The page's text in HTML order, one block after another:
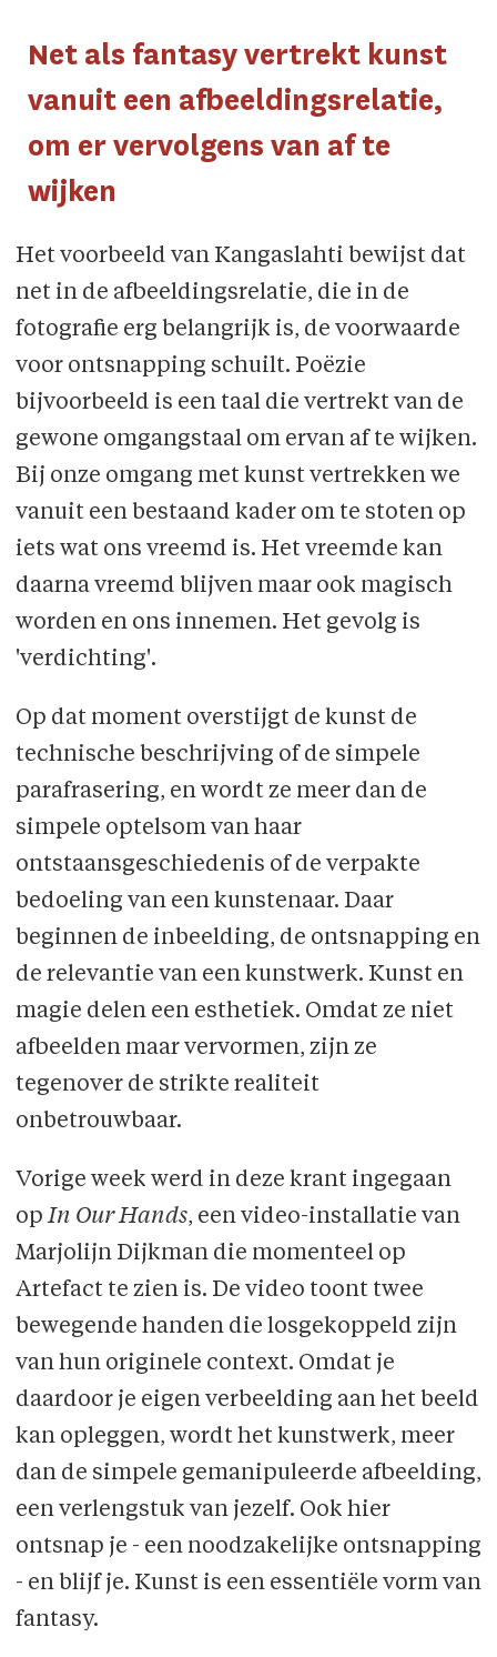
Net als fantasy vertrekt kunst
vanuit een afbeeldingsrelatie,
om er vervolgens van af te
wijken
Het voorbeeld van Kangaslahti bewijst dat
net in de afbeeldingsrelatie, die in de
fotografie erg belangrijk is, de voorwaarde
voor ontsnapping schuilt. Poëzie
bijvoorbeeld is een taal die vertrekt van de
gewone omgangstaal om ervan af te wijken.
Bij onze omgang met kunst vertrekken we
vanuit een bestaand kader om te stoten op
iets wat ons vreemd is. Het vreemde kan
daarna vreemd blijven maar ook magisch
worden en ons innemen. Het gevolg is
'verdichting'.
Op dat moment overstijgt de kunst de
technische beschrijving of de simpele
parafrasering, en wordt ze meer dan de
simpele optelsom van haar
ontstaansgeschiedenis of de verpakte
bedoeling van een kunstenaar. Daar
beginnen de inbeelding, de ontsnapping en
de relevantie van een kunstwerk. Kunst en
magie delen een esthetiek. Omdat ze niet
afbeelden maar vervormen, zijn ze
tegenover de strikte realiteit
onbetrouwbaar.
Vorige week werd in deze krant ingegaan
opIn Our Hands, een video-installatie van
Marjolijn Dijkman die momenteel op
Artefact te zien is. De video toont twee
bewegende handen die losgekoppeld zijn
van hun originele context. Omdat je
daardoor je eigen verbeelding aan het beeld
kan opleggen, wordt het kunstwerk, meer
dan de simpele gemanipuleerde afbeelding,
een verlengstuk van jezelf. Ook hier
ontsnap je - een noodzakelijke ontsnapping
- en blijf je. Kunst is een essentiële vorm van
fantasy.